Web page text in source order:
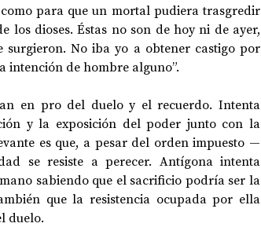
para que un mortal pudiera trasgredir
los dioses. Éstas no son de hoy ni de ayer,
surgieron. No iba yo a obtener castigo por
intención de hombre alguno”.
en pro del duelo y el recuerdo. Intenta
y la exposición del poder junto con la
es que, a pesar del orden impuesto —
se resiste a perecer. Antígona intenta
sabiendo que el sacrificio podría ser la
que la resistencia ocupada por ella
duelo.